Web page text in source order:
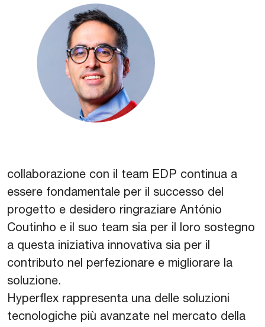
collaborazione con il team EDP continua a
essere fondamentale per il successo del
progetto e desidero ringraziare António
Coutinho e il suo team sia per il loro sostegno
a questa iniziativa innovativa sia per il
contributo nel perfezionare e migliorare la
soluzione.
Hyperflex rappresenta una delle soluzioni
tecnologiche più avanzate nel mercato della